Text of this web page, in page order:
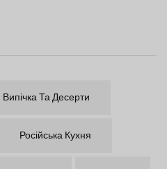
Випічка Та Десерти
Російська Кухня